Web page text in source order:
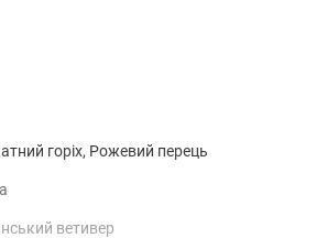
горіх, Рожевий перець
ветивер